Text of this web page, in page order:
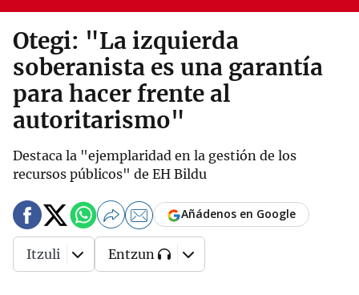
Otegi: "La izquierda
soberanista es una garantía
para hacer frente al
autoritarismo"
Destaca la "ejemplaridad en la gestión de los
recursos públicos" de EH Bildu
Añádenos en Google
Itzuli Entzun